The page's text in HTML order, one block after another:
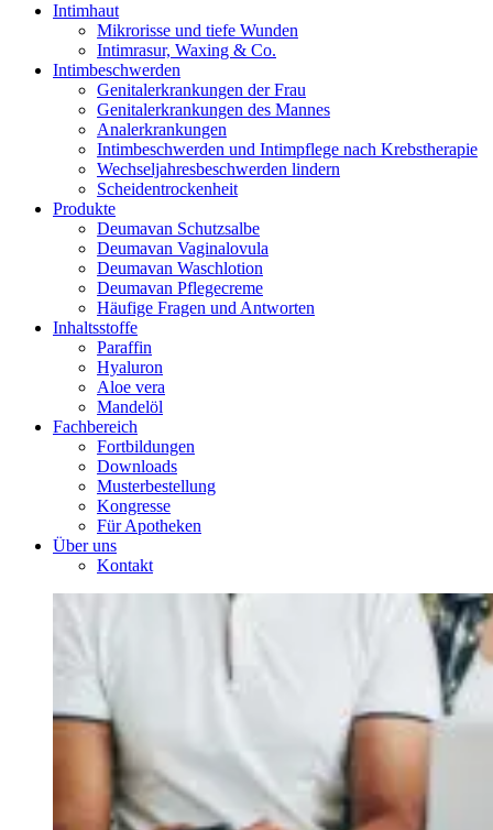
Intimhaut
Mikrorisse und tiefe Wunden
Intimrasur, Waxing & Co.
Intimbeschwerden
Genitalerkrankungen der Frau
Genitalerkrankungen des Mannes
Analerkrankungen
Intimbeschwerden und Intimpflege nach Krebstherapie
Wechseljahresbeschwerden lindern
Scheidentrockenheit
Produkte
Deumavan Schutzsalbe
Deumavan Vaginalovula
Deumavan Waschlotion
Deumavan Pflegecreme
Häufige Fragen und Antworten
Inhaltsstoffe
Paraffin
Hyaluron
Aloe vera
Mandelöl
Fachbereich
Fortbildungen
Downloads
Musterbestellung
Kongresse
Für Apotheken
Über uns
Kontakt